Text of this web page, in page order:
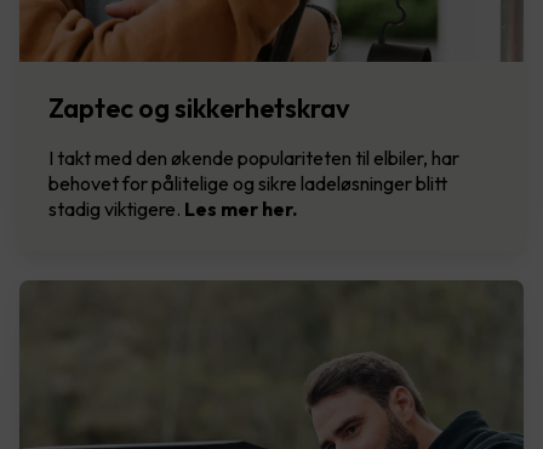
Zaptec og sikkerhetskrav
I takt med den økende populariteten til elbiler, har
behovet for pålitelige og sikre ladeløsninger blitt
stadig viktigere. Les mer her.